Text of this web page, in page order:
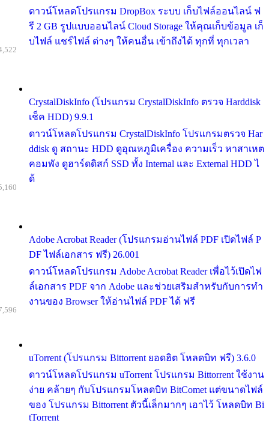
ดาวน์โหลดโปรแกรม DropBox ระบบ เก็บไฟล์ออนไลน์ ฟ
รี 2 GB รูปแบบออนไลน์ Cloud Storage ให้คุณเก็บข้อมูล เก็
บไฟล์ แชร์ไฟล์ ต่างๆ ให้คนอื่น เข้าถึงได้ ทุกที่ ทุกเวลา
CrystalDiskInfo (โปรแกรม CrystalDiskInfo ตรวจ Harddisk
เช็ค HDD) 9.9.1
ดาวน์โหลดโปรแกรม CrystalDiskInfo โปรแกรมตรวจ Har
ddisk ดู สถานะ HDD ดูอุณหภูมิเครื่อง ความเร็ว หาสาเหต
คอมพัง ดูฮาร์ดดิสก์ SSD ทั้ง Internal และ External HDD ไ
ด้
Adobe Acrobat Reader (โปรแกรมอ่านไฟล์ PDF เปิดไฟล์ P
DF ไฟล์เอกสาร ฟรี) 26.001
ดาวน์โหลดโปรแกรม Adobe Acrobat Reader เพื่อไว้เปิดไฟ
ล์เอกสาร PDF จาก Adobe และช่วยเสริมสำหรับกับการทำ
งานของ Browser ให้อ่านไฟล์ PDF ได้ ฟรี
uTorrent (โปรแกรม Bittorrent ยอดฮิต โหลดบิท ฟรี) 3.6.0
ดาวน์โหลดโปรแกรม uTorrent โปรแกรม Bittorrent ใช้งาน
ง่าย คล้ายๆ กับโปรแกรมโหลดบิท BitComet แต่ขนาดไฟล์
ของ โปรแกรม Bittorrent ตัวนี้เล็กมากๆ เอาไว้ โหลดบิท Bi
tTorrent